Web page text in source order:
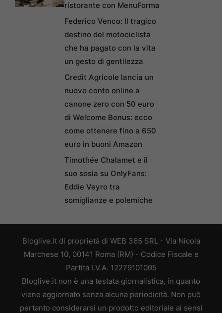
ristorante con MenuForma
Federico Venco: Il tragico
destino del motociclista
che ha pagato con la vita
un gesto di gentilezza
Credit Agricole lancia un
nuovo conto online a
canone zero con 50 euro
di Welcome Bonus: ecco
come ottenere fino a 650
euro in buoni Amazon
Timothée Chalamet e il
suo sosia su OnlyFans:
Eddie Veyro tra
somiglianze e polemiche
Bloglive.it di proprietà di WEB 365 SRL - Via Nicola
Marchese 10, 00141 Roma (RM) - Codice Fiscale e
Partita I.V.A. 12279101005
Bloglive.it non è una testata giornalistica, in quanto
viene aggiornato senza alcuna periodicità. Non può
pertanto considerarsi un prodotto editoriale ai sensi